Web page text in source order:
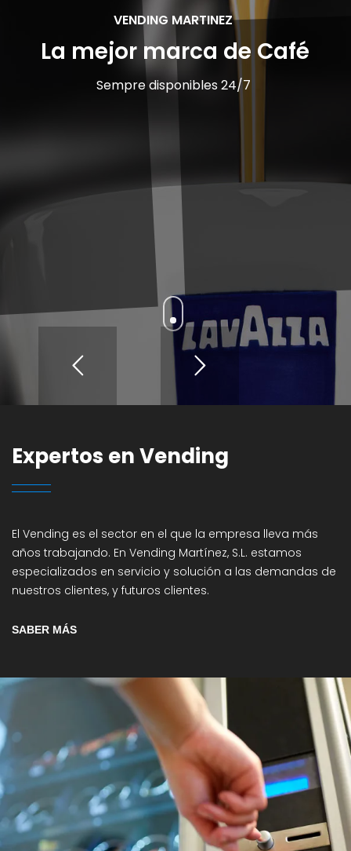
VENDING MARTINEZ
La mejor marca de Café
Sempre disponibles 24/7
Expertos en Vending
El Vending es el sector en el que la empresa lleva más
años trabajando. En Vending Martínez, S.L. estamos
especializados en servicio y solución a las demandas de
nuestros clientes, y futuros clientes.
SABER MÁS